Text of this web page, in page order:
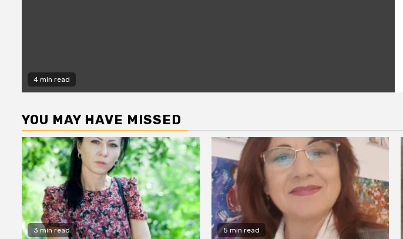
4 min read
YOU MAY HAVE MISSED
3 min read 5 min read